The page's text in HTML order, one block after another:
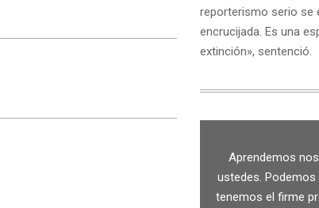
reporterismo serio se
encrucijada. Es una
extinción», sentenció.
Aprendemos
ustedes.
tenemos el firme